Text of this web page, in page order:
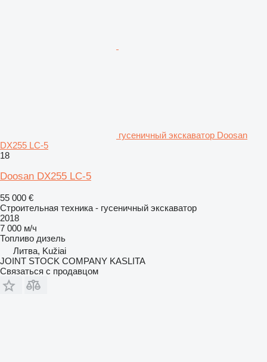
гусеничный экскаватор Doosan
DX255 LC-5
18
Doosan DX255 LC-5
55 000 €
Строительная техника - гусеничный экскаватор
2018
7 000 м/ч
Топливо дизель
Литва, Kužiai
JOINT STOCK COMPANY KASLITA
Связаться с продавцом